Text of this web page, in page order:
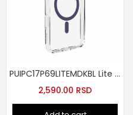
PUIPC17P69LITEMDKBL Lite Mag futrola za iPhone Pro Max teget
2,590.00 RSD